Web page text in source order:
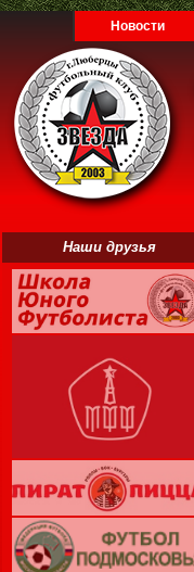
Новости
Наши друзья